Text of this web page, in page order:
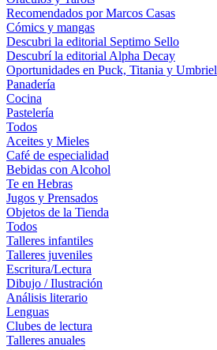
Recomendados por Marcos Casas
Cómics y mangas
Descubri la editorial Septimo Sello
Descubrí la editorial Alpha Decay
Oportunidades en Puck, Titania y Umbriel
Panadería
Cocina
Pastelería
Todos
Aceites y Mieles
Café de especialidad
Bebidas con Alcohol
Te en Hebras
Jugos y Prensados
Objetos de la Tienda
Todos
Talleres infantiles
Talleres juveniles
Escritura/Lectura
Dibujo / Ilustración
Análisis literario
Lenguas
Clubes de lectura
Talleres anuales